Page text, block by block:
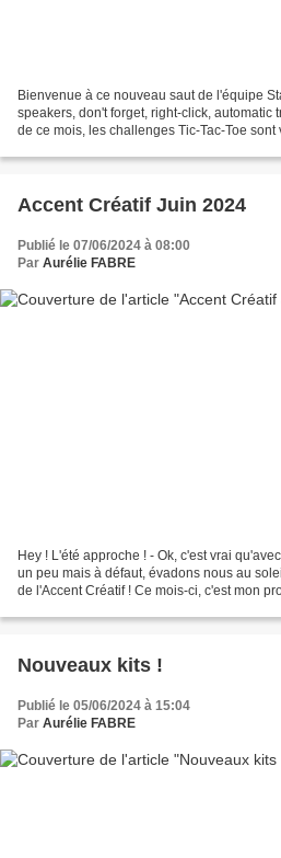
Bienvenue à ce nouveau saut de l'équipe
speakers, don't forget, right-click, automatic
de ce mois, les challenges Tic-Tac-Toe sont
Accent Créatif Juin 2024
Publié le 07/06/2024 à 08:00
Par Aurélie FABRE
Hey ! L'été approche ! - Ok, c'est vrai
un peu mais à défaut, évadons nous au
de l'Accent Créatif ! Ce mois-ci, c'est mon
Nouveaux kits !
Publié le 05/06/2024 à 15:04
Par Aurélie FABRE